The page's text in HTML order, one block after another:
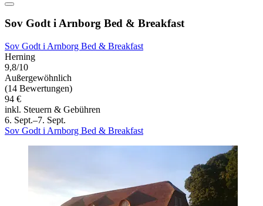
Sov Godt i Arnborg Bed & Breakfast
Sov Godt i Arnborg Bed & Breakfast
Herning
9,8/10
Außergewöhnlich
(14 Bewertungen)
94 €
inkl. Steuern & Gebühren
6. Sept.–7. Sept.
Sov Godt i Arnborg Bed & Breakfast